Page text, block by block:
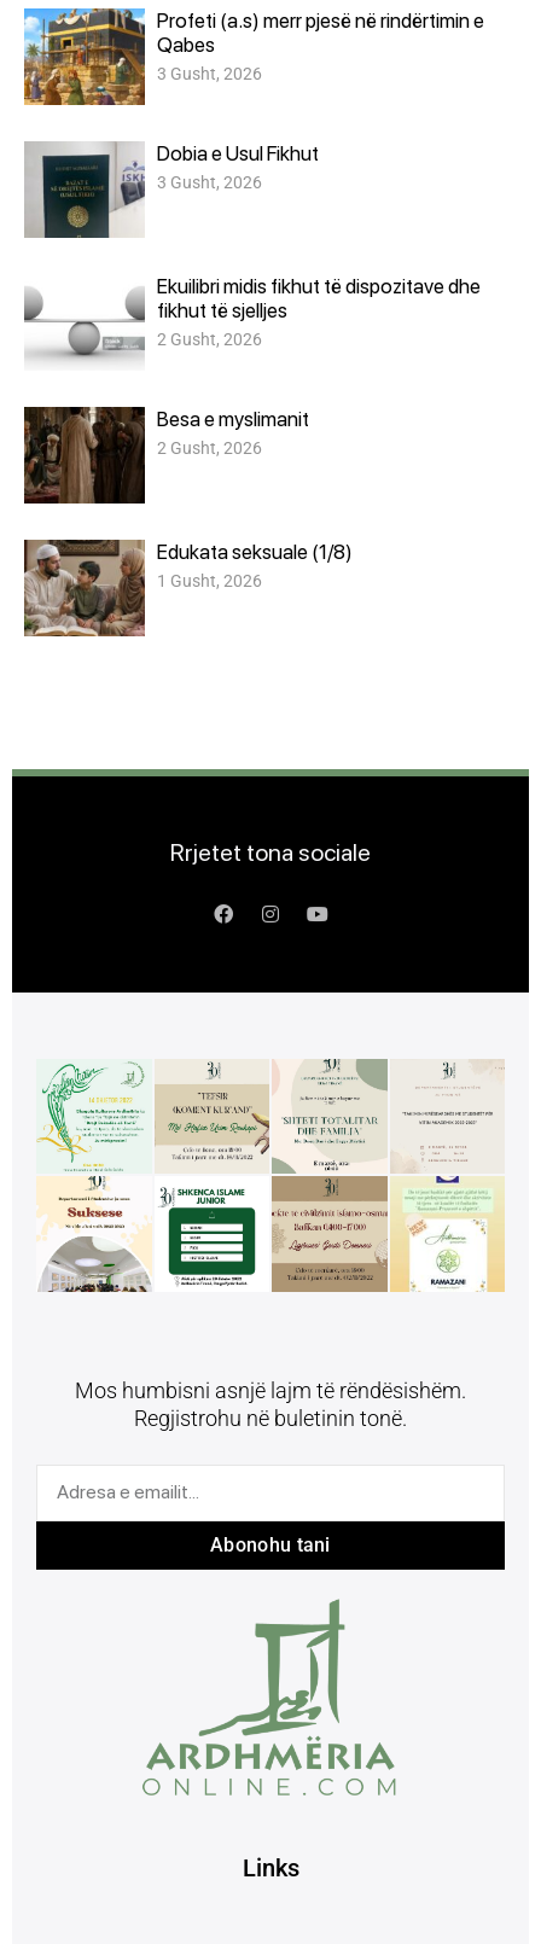
Profeti (a.s) merr pjesë në rindërtimin e
Qabes
3 Gusht, 2026
Dobia e Usul Fikhut
3 Gusht, 2026
Ekuilibri midis fikhut të dispozitave dhe
fikhut të sjelljes
2 Gusht, 2026
Besa e myslimanit
2 Gusht, 2026
Edukata seksuale (1/8)
1 Gusht, 2026
Rrjetet tona sociale
Mos humbisni asnjë lajm të rëndësishëm.
Regjistrohu në buletinin tonë.
Abonohu tani
Links